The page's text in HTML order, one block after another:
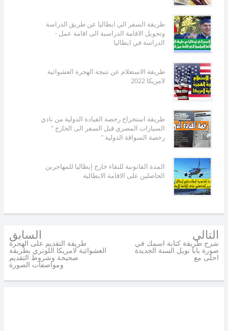
طريقة السفر الي ايطاليا عن طريق الدراسة
وتحويل الاقامة الدراسية الى اقامة عمل -
الدراسة في ايطاليا
طريقة الاستعلام عن نتيجة الهجرة العشوائية
لامريكا 2022
طريقة استخراج رخصة القيادة الدولية من نادي
السيارات المصري قبل السفر الى الخارج "
رخصة السواقة الدولية "
المدة القانونية للبقاء خارج إيطاليا للمهاجرين
الحاصلين على الاقامة الايطالية
التالي
شرح طريقة كتابة اسمك في
صورة بابا نويل السنة الجديدة
احلى مع
السابق
طريقة التقديم على الهجرة
العشوائية لامريكا اللوتري بطريقة
صحيحة وشروط التقديم
ومواصفات الصورة